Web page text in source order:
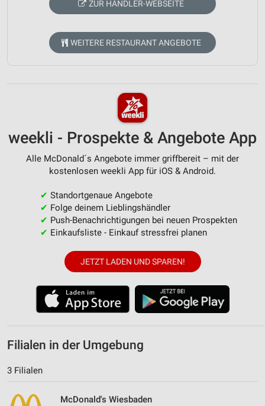
ZUR HÄNDLER-WEBSEITE
WEITERE RESTAURANT ANGEBOTE
weekli - Prospekte & Angebote App
Alle McDonald´s Angebote immer griffbereit – mit der
kostenlosen weekli App für iOS & Android.
✔ Standortgenaue Angebote
✔ Folge deinem Lieblingshändler
✔ Push-Benachrichtigungen bei neuen Prospekten
✔ Einkaufsliste - Einkauf stressfrei planen
JETZT LADEN UND SPAREN!
Filialen in der Umgebung
3 Filialen
McDonald's Wiesbaden